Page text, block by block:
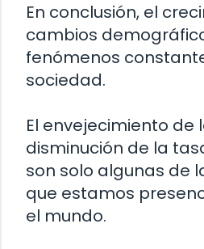
En conclusión, el
cambios
fenómenos
sociedad.
El envejecimiento de
disminución de la
son solo algunas de
que estamos
el mundo.